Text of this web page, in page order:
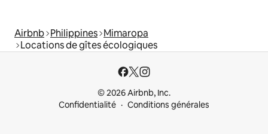
Airbnb Philippines Mimaropa
Locations de gîtes écologiques
© 2026 Airbnb, Inc.
Confidentialité
Conditions générales